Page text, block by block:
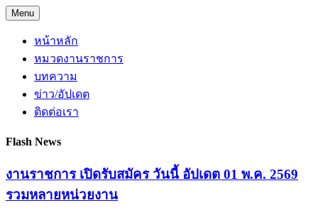
Skip
to
content
Menu
หน้าหลัก
หมวดงานราชการ
บทความ
ข่าว/อัปเดต
ติดต่อเรา
Flash News
งานราชการ เปิดรับสมัคร วันนี้ อัปเดต 01 พ.ค. 2569
รวมหลายหน่วยงาน